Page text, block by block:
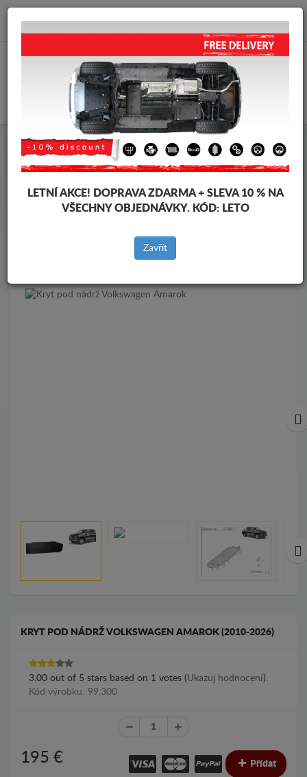
info@krytpodmotor.com
Kryt pod motor Volkswagen
Kryt pod motor Volkswagen Amarok
Značky
Značky vozidel
Zpět na produkty
KRYT POD NÁDRŽ VOLKSWAGEN AMAROK (2010-2026)
3.00 out of 5 stars based on 1 votes (Ukazuj hodnocení).
Kód výrobku: 99.300
195 € Přídat
LETNÍ AKCE! DOPRAVA ZDARMA + SLEVA 10 % NA
VŠECHNY OBJEDNÁVKY. KÓD: LETO
Zavřít